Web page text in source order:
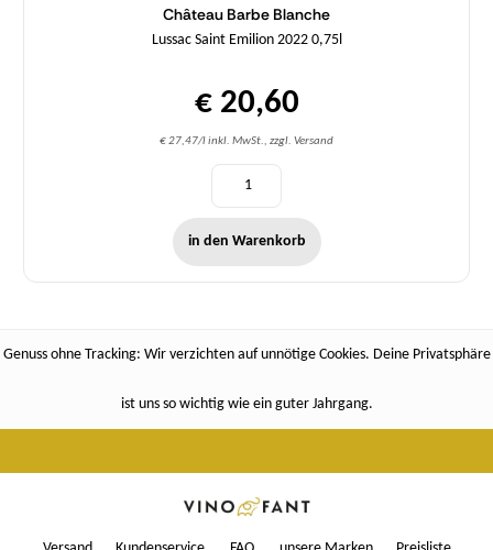
Château Barbe Blanche
Lussac Saint Emilion 2022 0,75l
€ 20,60
€ 27,47/l inkl. MwSt., zzgl. Versand
in den Warenkorb
Genuss ohne Tracking: Wir verzichten auf unnötige Cookies. Deine Privatsphäre
ist uns so wichtig wie ein guter Jahrgang.